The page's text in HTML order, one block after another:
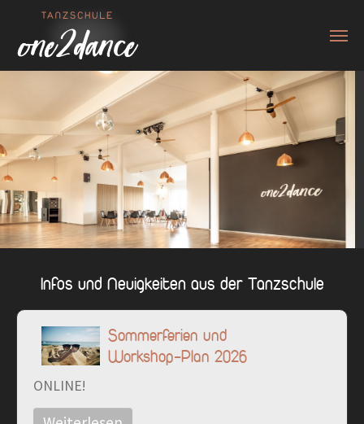
Zum Hauptinhalt springen
Infos und Neuigkeiten aus der Tanzschule
Sommerferien und
Workshop-Plan 2026
ONLINE!